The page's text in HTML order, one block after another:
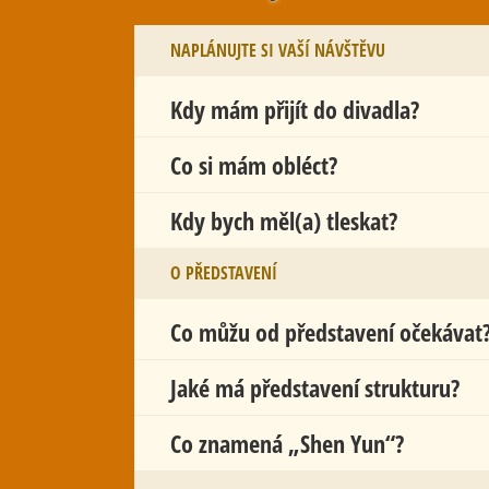
NAPLÁNUJTE SI VAŠÍ NÁVŠTĚVU
Kdy mám přijít do divadla?
Co si mám obléct?
Kdy bych měl(a) tleskat?
O PŘEDSTAVENÍ
Co můžu od představení
Jaké má představení strukturu?
Co znamená „Shen Yun“?